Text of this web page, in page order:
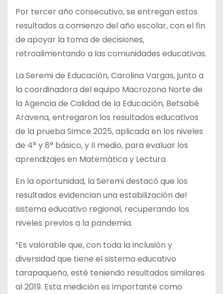
Por tercer año consecutivo, se entregan estos
resultados a comienzo del año escolar, con el fin
de apoyar la toma de decisiones,
retroalimentando a las comunidades educativas.
La Seremi de Educación, Carolina Vargas, junto a
la coordinadora del equipo Macrozona Norte de
la Agencia de Calidad de la Educación, Betsabé
Aravena, entregaron los resultados educativos
de la prueba Simce 2025, aplicada en los niveles
de 4° y 8° básico, y II medio, para evaluar los
aprendizajes en Matemática y Lectura.
En la oportunidad, la Seremi destacó que los
resultados evidencian una estabilización del
sistema educativo regional, recuperando los
niveles previos a la pandemia.
“Es valorable que, con toda la inclusión y
diversidad que tiene el sistema educativo
tarapaqueño, esté teniendo resultados similares
al 2019. Esta medición es importante como